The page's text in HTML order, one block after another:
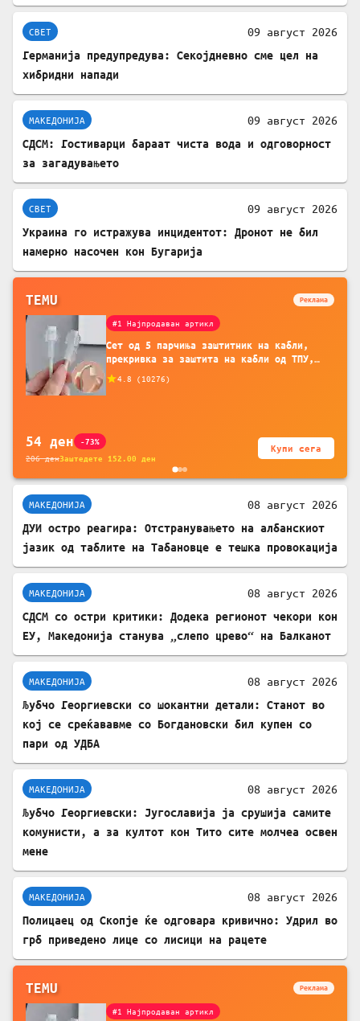
СВЕТ 09 август 2026
Германија предупредува: Секојдневно сме цел на
хибридни напади
МАКЕДОНИЈА 09 август 2026
СДСМ: Гостиварци бараат чиста вода и одговорност
за загадувањето
СВЕТ 09 август 2026
Украина го истражува инцидентот: Дронот не бил
намерно насочен кон Бугарија
TEMU Реклама
#1 Најпродаван артикл
Сет од 5 парчиња заштитник на кабли,
прекривка за заштита на кабли од ТПУ,
додатоци за заштита на кабли, без
батерија, за мобилни телефони, комплет
4.8 ( 10276)
54 ден -73%
206денЗаштедете 152.00 ден
Купи сега
МАКЕДОНИЈА 08 август 2026
ДУИ остро реагира: Отстранувањето на албанскиот
јазик од таблите на Табановце е тешка провокација
МАКЕДОНИЈА 08 август 2026
СДСМ со остри критики: Додека регионот чекори кон
ЕУ, Македонија станува „слепо црево“ на Балканот
МАКЕДОНИЈА 08 август 2026
Љубчо Георгиевски со шокантни детали: Станот во
кој се среќававме со Богдановски бил купен со
пари од УДБА
МАКЕДОНИЈА 08 август 2026
Љубчо Георгиевски: Југославија ја срушија самите
комунисти, а за култот кон Тито сите молчеа освен
мене
МАКЕДОНИЈА 08 август 2026
Полицаец од Скопје ќе одговара кривично: Удрил во
грб приведено лице со лисици на рацете
TEMU Реклама
#1 Најпродаван артикл